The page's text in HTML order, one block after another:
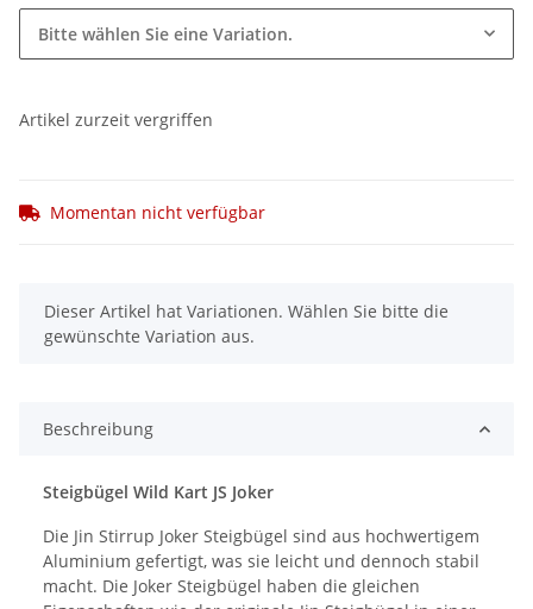
Bitte wählen Sie eine Variation.
Artikel zurzeit vergriffen
Momentan nicht verfügbar
x
Dieser Artikel hat Variationen. Wählen Sie bitte die
gewünschte Variation aus.
Beschreibung
Steigbügel Wild Kart JS Joker
Die Jin Stirrup Joker Steigbügel sind aus hochwertigem
Aluminium gefertigt, was sie leicht und dennoch stabil
macht. Die Joker Steigbügel haben die gleichen